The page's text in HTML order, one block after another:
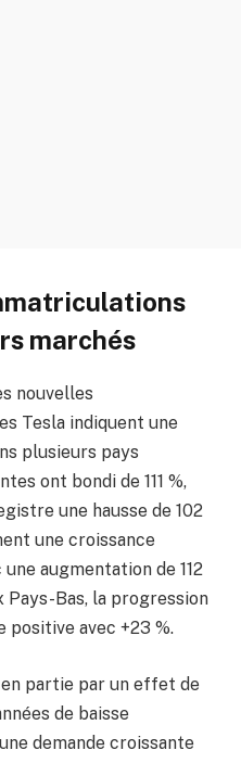
marchés
nouvelles
Tesla indiquent une
plusieurs pays
ont bondi de 111 %,
une hausse de 102
une croissance
augmentation de 112
Bas, la progression
positive avec +23 %.
en partie par un effet de
de baisse
demande croissante